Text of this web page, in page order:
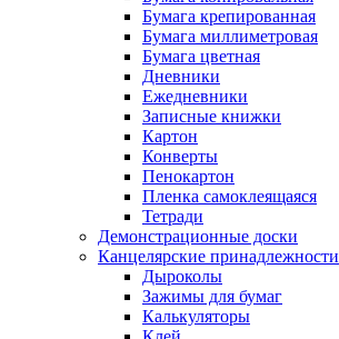
Бумага крепированная
Бумага миллиметровая
Бумага цветная
Дневники
Ежедневники
Записные книжки
Картон
Конверты
Пенокартон
Пленка самоклеящаяся
Тетради
Демонстрационные доски
Канцелярские принадлежности
Дыроколы
Зажимы для бумаг
Калькуляторы